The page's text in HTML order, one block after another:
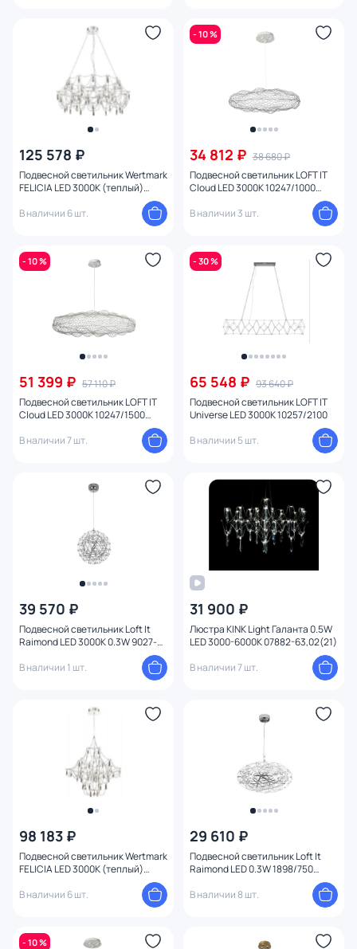
125 578 ₽
Подвесной светильник Wertmark
FELICIA LED 3000К (теплый)
В наличии 6 шт.
- 10 %
34 812 ₽ 38 680 ₽
Подвесной светильник LOFT IT
Cloud LED 3000K 10247/1000
В наличии 3 шт.
- 10 %
51 399 ₽ 57 110 ₽
Подвесной светильник LOFT IT
Cloud LED 3000K 10247/1500
В наличии 7 шт.
- 30 %
65 548 ₽ 93 640 ₽
Подвесной светильник LOFT IT
Universe LED 3000K 10257/2100
В наличии 5 шт.
39 570 ₽
Подвесной светильник Loft It
Raimond LED 3000K 0.3W 9027-
В наличии 1 шт.
31 900 ₽
Люстра KINK Light Галанта 0.5W
LED 3000-6000К 07882-63,02(21)
В наличии 7 шт.
98 183 ₽
Подвесной светильник Wertmark
FELICIA LED 3000К (теплый)
В наличии 6 шт.
29 610 ₽
Подвесной светильник Loft It
Raimond LED 0.3W 1898/750
В наличии 8 шт.
- 10 %